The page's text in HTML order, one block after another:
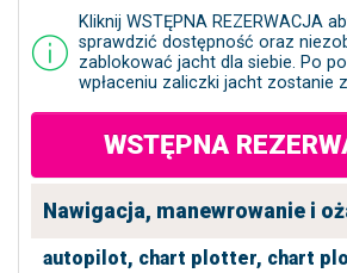
Kliknij WSTĘPNA REZERWACJA
sprawdzić dostępność oraz
zablokować jacht dla siebie. Po
wpłaceniu zaliczki jacht zostanie
WSTĘPNA
Nawigacja, manewrowanie i
autopilot, chart plotter, chart